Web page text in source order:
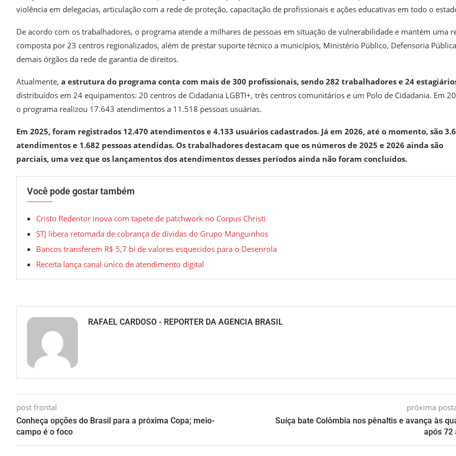
violência em delegacias, articulação com a rede de proteção, capacitação de profissionais e ações educativas em todo o
De acordo com os trabalhadores, o programa atende a milhares de pessoas em situação de vulnerabilidade e mantém uma
composta por 23 centros regionalizados, além de prestar suporte técnico a municípios, Ministério Público, Defensoria
demais órgãos da rede de garantia de direitos.
Atualmente, a estrutura do programa conta com mais de 300 profissionais, sendo 282 trabalhadores e 24
distribuídos em 24 equipamentos: 20 centros de Cidadania LGBTI+, três centros comunitários e um Polo de Cidadania. Em
o programa realizou 17.643 atendimentos a 11.518 pessoas usuárias.
Em 2025, foram registrados 12.470 atendimentos e 4.133 usuários cadastrados. Já em 2026, até o momento, são
atendimentos e 1.682 pessoas atendidas. Os trabalhadores destacam que os números de 2025 e 2026 ainda são
parciais, uma vez que os lançamentos dos atendimentos desses períodos ainda não foram concluídos.
Você pode gostar também
Cristo Redentor inova com tapete de patchwork no Corpus Christi
STJ libera retomada de cobrança de dívidas do Grupo Manguinhos
Bancos transferem R$ 5,7 bi de valores esquecidos para o Desenrola
Receita lança canal único de atendimento digital
RAFAEL CARDOSO - REPORTER DA AGENCIA BRASIL
post frontal
Conheça opções do Brasil para a próxima Copa; meio-
campo é o foco
próxima
Suíça bate Colômbia nos pênaltis e avança às
após 72